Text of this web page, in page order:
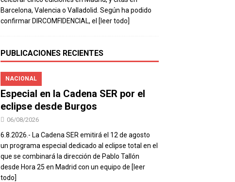
Barcelona, Valencia o Valladolid. Según ha podido
confirmar DIRCOMFIDENCIAL, el [leer todo]
PUBLICACIONES RECIENTES
NACIONAL
Especial en la Cadena SER por el
eclipse desde Burgos
06/08/2026
6.8.2026.- La Cadena SER emitirá el 12 de agosto
un programa especial dedicado al eclipse total en el
que se combinará la dirección de Pablo Tallón
desde Hora 25 en Madrid con un equipo de [leer
todo]